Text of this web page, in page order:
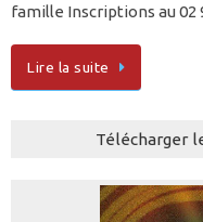
famille Inscriptions au 02
Lire la suite
Télécharger